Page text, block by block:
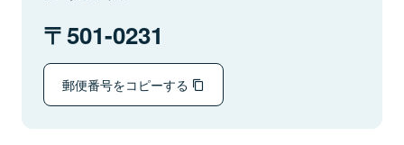
501-0231
郵便番号をコピーする